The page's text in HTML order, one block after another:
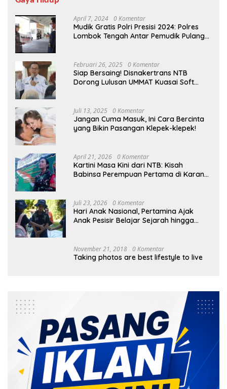
April 7, 2024 0 Komentar
Mudik Gratis Polri Presisi 2024: Polres
Lombok Tengah Antar Pemudik Pulang
Februari 26, 2025 0 Komentar
Siap Bersaing! Disnakertrans NTB
Dorong Lulusan UMMAT Kuasai Soft
Juli 13, 2025 0 Komentar
Jangan Cuma Masuk, Ini Cara Bercinta
yang Bikin Pasangan Klepek-klepek!
April 21, 2026 0 Komentar
Kartini Masa Kini dari NTB: Kisah
Babinsa Perempuan Pertama di Karang
Juli 23, 2026 0 Komentar
Hari Anak Nasional, Pertamina Ajak
Anak Pesisir Belajar Sejarah hingga
November 21, 2018 0 Komentar
Taking photos are best lifestyle to live